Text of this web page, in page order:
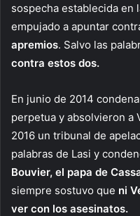
sospecha establecida en
empujado a apuntar
apremios. Salvo las
contra estos dos.
En junio de 2014
perpetua y absolvieron a
2016 un tribunal de
palabras de Lasi y
Bouvier, el papa de
siempre sostuvo que ni
ver con los asesinatos.